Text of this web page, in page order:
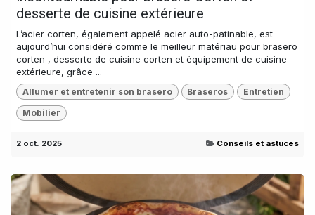
desserte de cuisine extérieure
L’acier corten, également appelé acier auto-patinable, est
aujourd’hui considéré comme le meilleur matériau pour brasero
corten , desserte de cuisine corten et équipement de cuisine
extérieure, grâce ...
Allumer et entretenir son brasero Braseros Entretien
Mobilier
2 oct. 2025 Conseils et astuces